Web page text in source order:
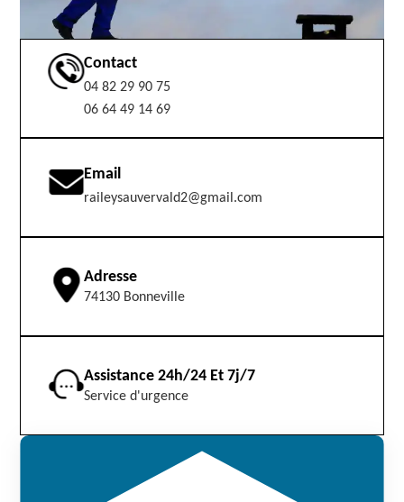
Contact
04 82 29 90 75
06 64 49 14 69
Email
raileysauvervald2@gmail.com
Adresse
74130 Bonneville
Assistance 24h/24 Et 7j/7
Service d'urgence